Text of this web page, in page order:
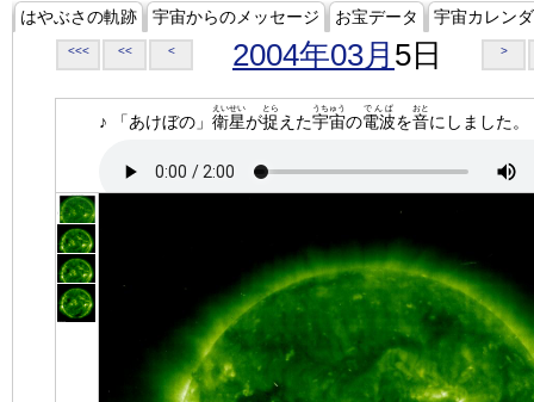
はやぶさの軌跡 宇宙からのメッセージ お宝データ 宇宙カレン
<<< << < 2004年03月 5日 >
♪ 「あけぼの」 衛星
えいせい
が捉
とら
えた宇宙
うちゅう
の電波
でんぱ
を音
おと
にしました。